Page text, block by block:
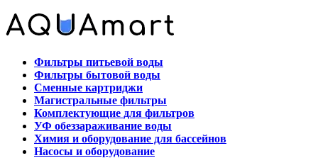
Фильтры питьевой воды
Фильтры бытовой воды
Сменные картриджи
Магистральные фильтры
Комплектующие для фильтров
УФ обеззараживание воды
Химия и оборудование для бассейнов
Насосы и оборудование